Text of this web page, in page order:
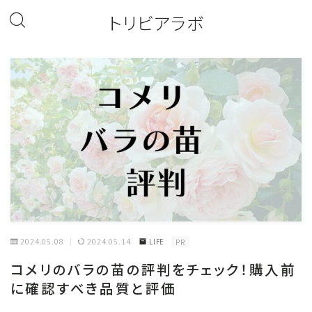
トリビアラボ
2024.05.08 2024.05.14 LIFE PR
コメリのバラの苗の評判をチェック！購入前
に確認すべき品質と評価